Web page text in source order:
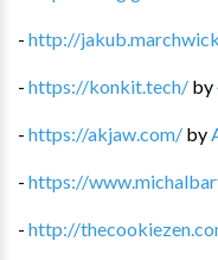
- http://
- https://konkit.tech/ by
- https://akjaw.com/ by
- https://
- http://